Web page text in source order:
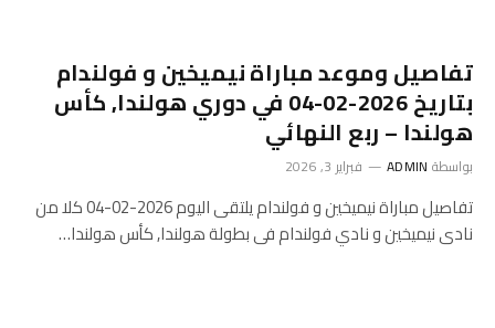
تفاصيل وموعد مباراة نيميخين و فولندام
بتاريخ 2026-02-04 في دوري هولندا, كأس
هولندا – ربع النهائي
بواسطة ADMIN فبراير 3, 2026
تفاصيل مباراة نيميخين و فولندام يلتقى اليوم 2026-02-04 كلا من
نادى نيميخين و نادي فولندام فى بطولة هولندا, كأس هولندا…